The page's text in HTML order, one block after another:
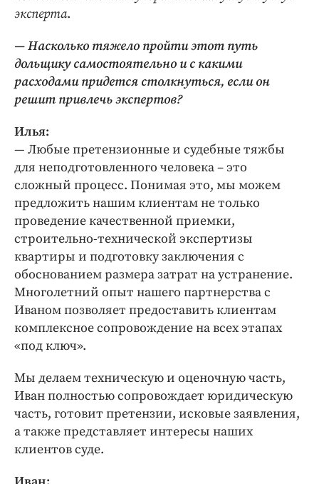
эксперта.
— Насколько тяжело пройти этот путь
дольщику самостоятельно и с какими
расходами придется столкнуться, если он
решит привлечь экспертов?
Илья:
— Любые претензионные и судебные тяжбы
для неподготовленного человека – это
сложный процесс. Понимая это, мы можем
предложить нашим клиентам не только
проведение качественной приемки,
строительно-технической экспертизы
квартиры и подготовку заключения с
обоснованием размера затрат на устранение.
Многолетний опыт нашего партнерства с
Иваном позволяет предоставить клиентам
комплексное сопровождение на всех этапах
«под ключ».
Мы делаем техническую и оценочную часть,
Иван полностью сопровождает юридическую
часть, готовит претензии, исковые заявления,
а также представляет интересы наших
клиентов суде.